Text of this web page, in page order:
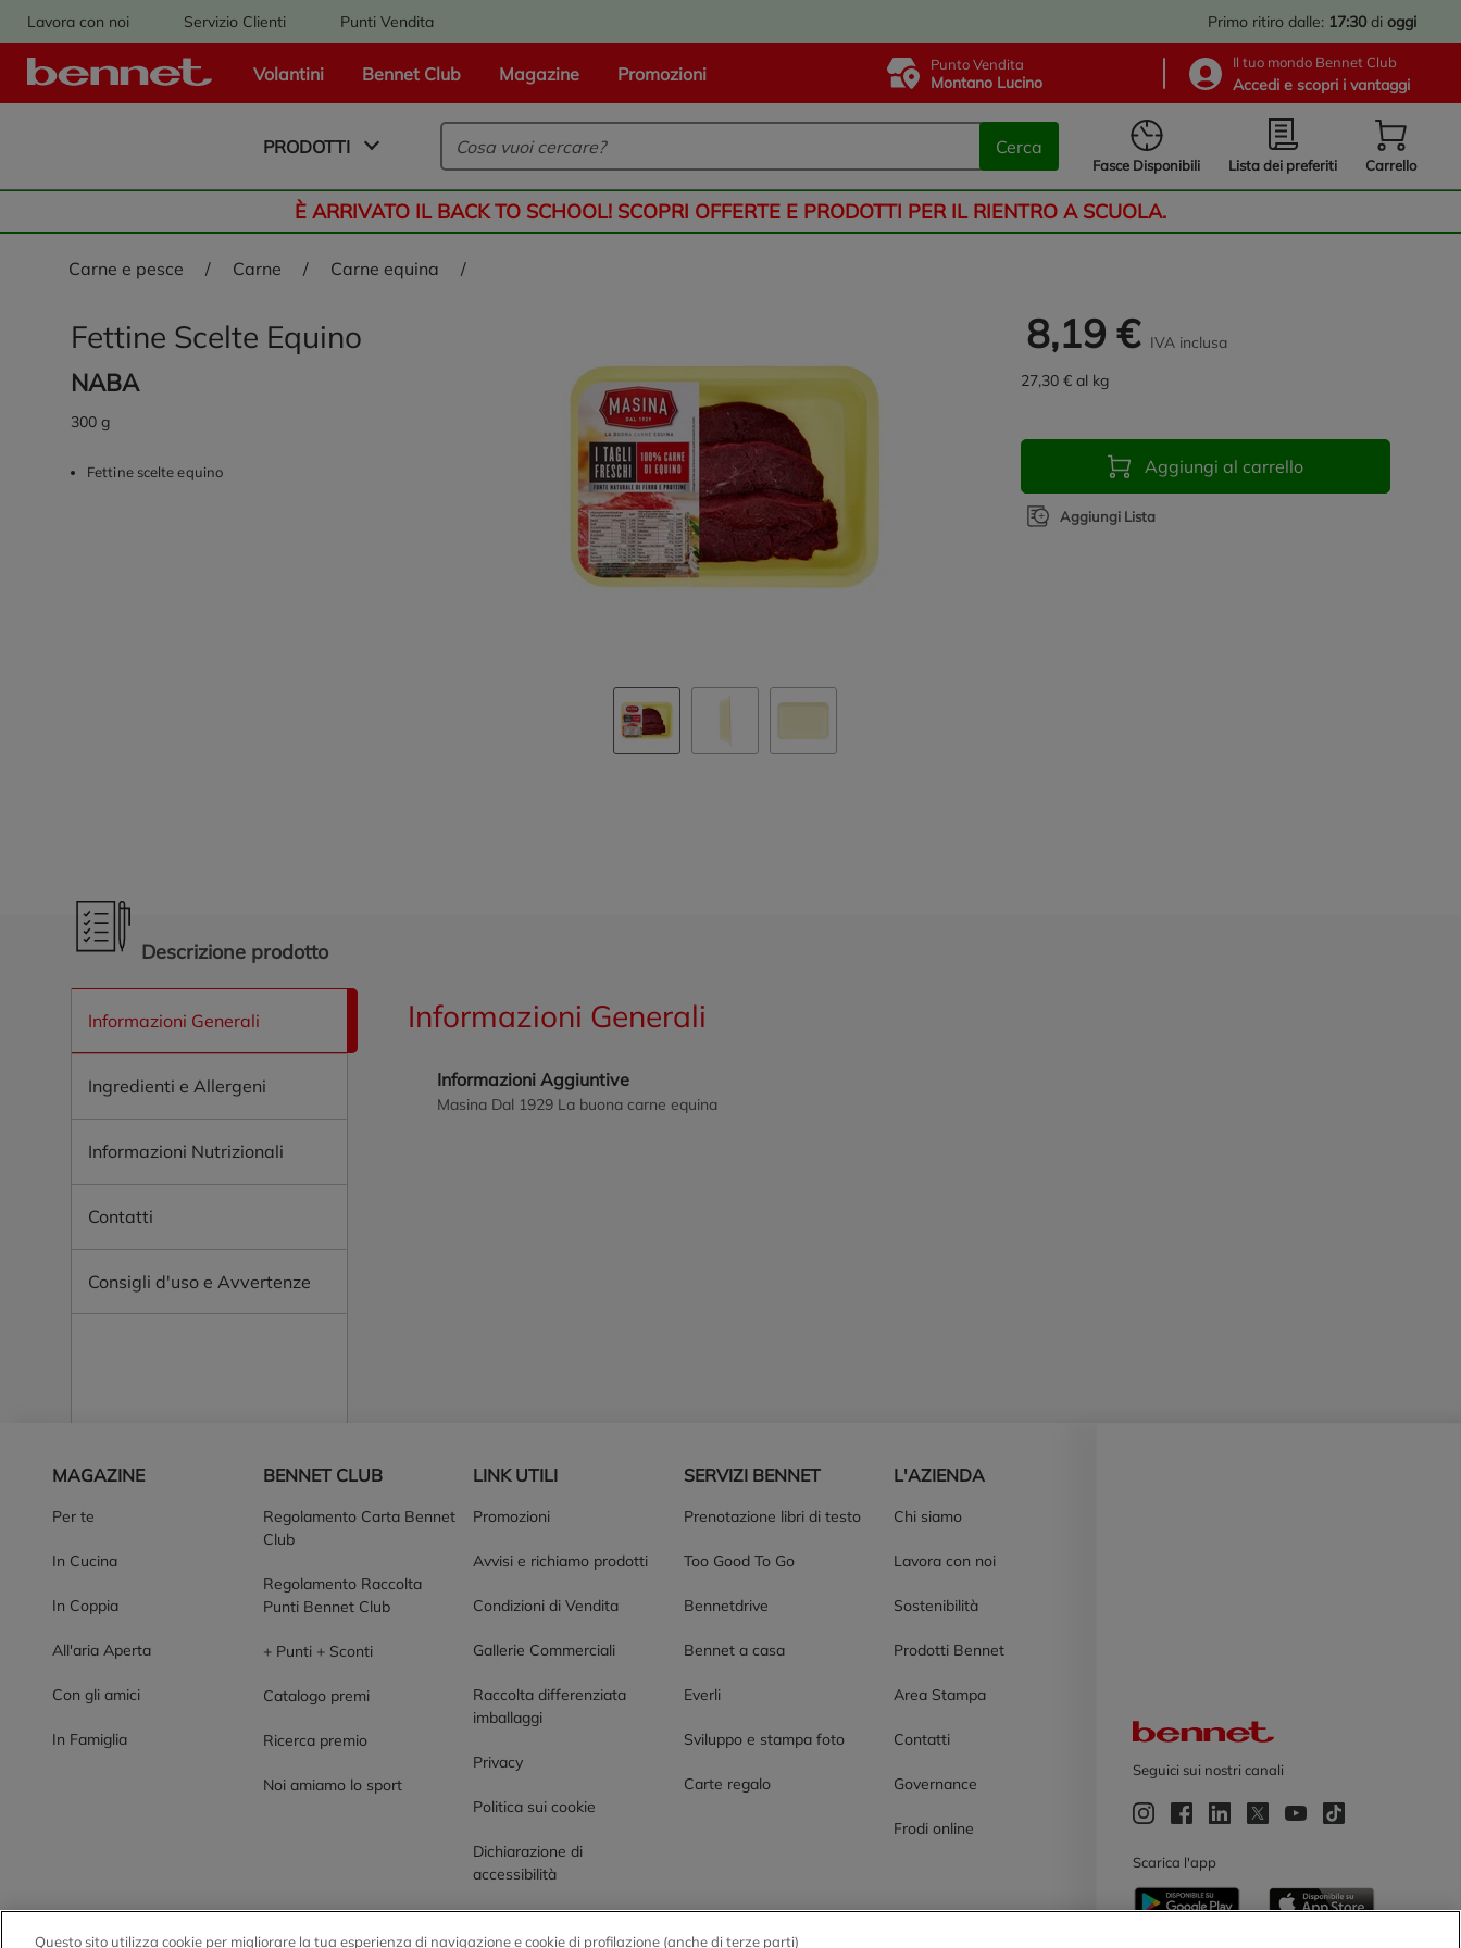
Lavora con noi Servizio Clienti Punti Vendita Primo ritiro dalle: 17:30 di oggi
Volantini Bennet Club Magazine Promozioni Punto Vendita
Montano Lucino
Il tuo mondo Bennet Club
Accedi e scopri i vantaggi
Logo Bennet - Torna alla homepage
PRODOTTI Cerca
Fasce Disponibili Lista dei preferiti Carrello
È ARRIVATO IL BACK TO SCHOOL! SCOPRI OFFERTE E PRODOTTI PER IL RIENTRO A SCUOLA.
carne e pesce / carne / carne equina /
Fettine Scelte Equino
NABA
300 g
Fettine scelte equino
8,19 € IVA inclusa
27,30 € al kg
Aggiungi al carrello
Aggiungi Lista
Descrizione prodotto
Informazioni Generali
Ingredienti e Allergeni
Informazioni Nutrizionali
Contatti
Consigli d'uso e Avvertenze
Informazioni Generali
Informazioni Aggiuntive
Masina Dal 1929 La buona carne equina
MAGAZINE
Per te
In Cucina
In Coppia
All'aria Aperta
Con gli amici
In Famiglia
BENNET CLUB
Regolamento Carta Bennet
Club
Regolamento Raccolta
Punti Bennet Club
+ Punti + Sconti
Catalogo premi
Ricerca premio
Noi amiamo lo sport
LINK UTILI
Promozioni
Avvisi e richiamo prodotti
Condizioni di Vendita
Gallerie Commerciali
Raccolta differenziata
imballaggi
Privacy
Politica sui cookie
Dichiarazione di
accessibilità
SERVIZI BENNET
Prenotazione libri di testo
Too Good To Go
Bennetdrive
Bennet a casa
Everli
Sviluppo e stampa foto
Carte regalo
L'AZIENDA
Chi siamo
Lavora con noi
Sostenibilità
Prodotti Bennet
Area Stampa
Contatti
Governance
Frodi online
Seguici sui nostri canali
Scarica l'app
Questo sito utilizza cookie per migliorare la tua esperienza di navigazione e cookie di profilazione (anche di terze parti)